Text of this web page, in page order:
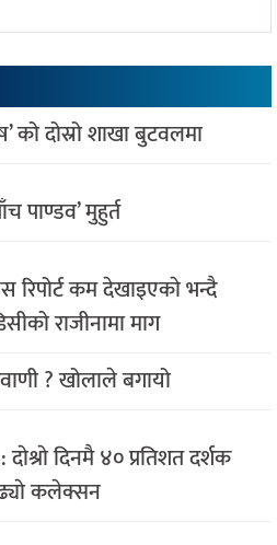
को दोस्रो शाखा बुटवलमा
पाण्डव’ मुहुर्त
कम देखाइएकाे भन्दै
राजीनामा माग
? खोलाले बगायो
: दाेश्राे दिनमै ४० प्रतिशत दर्शक
कलेक्सन